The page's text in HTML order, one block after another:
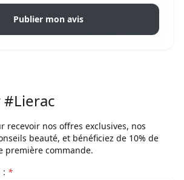
Publier mon avis
recevoir nos offres exclusives, nos
beauté, et bénéficiez de 10% de
première commande.
: *